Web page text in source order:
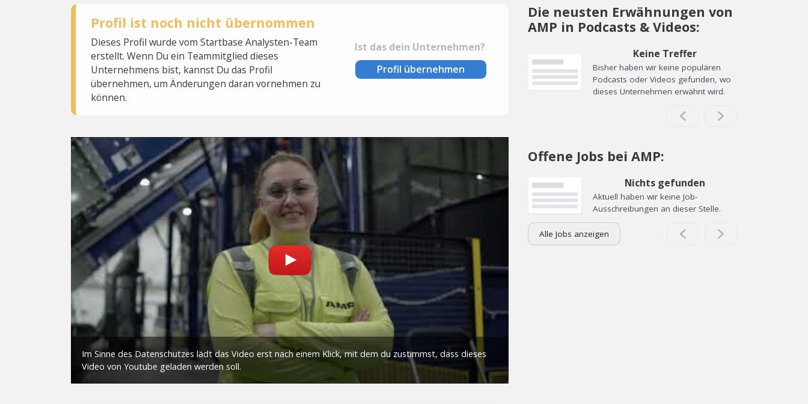
Profil ist noch nicht übernommen
Dieses Profil wurde vom Startbase Analysten-Team
erstellt. Wenn Du ein Teammitglied dieses
Unternehmens bist, kannst Du das Profil
übernehmen, um Änderungen daran vornehmen zu
können.
Ist das dein Unternehmen?
Profil übernehmen
Die neusten Erwähnungen von
AMP in Podcasts & Videos:
Keine Treffer
Bisher haben wir keine populären
Podcasts oder Videos gefunden, wo
dieses Unternehmen erwähnt wird.
Offene Jobs bei AMP:
Nichts gefunden
Aktuell haben wir keine Job-
Ausschreibungen an dieser Stelle.
Alle Jobs anzeigen